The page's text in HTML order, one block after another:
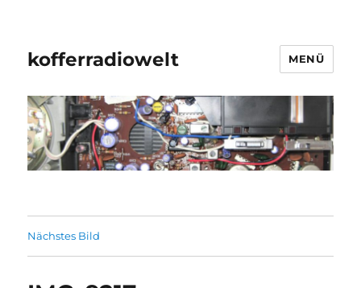
kofferradiowelt MENÜ
Nächstes Bild